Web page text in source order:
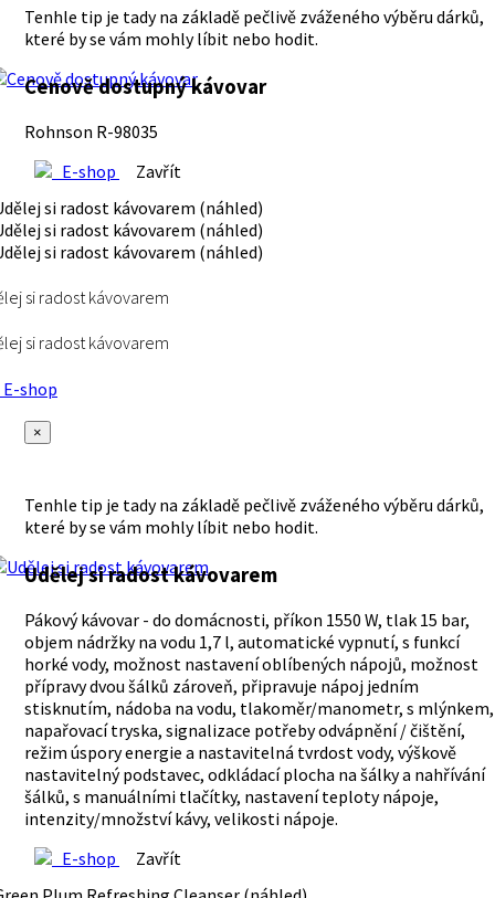
Tenhle tip je tady na základě pečlivě zváženého výběru dárků,
které by se vám mohly líbit nebo hodit.
Cenově dostupný kávovar
Rohnson R-98035
E-shop
Zavřít
si radost kávovarem
si radost kávovarem
shop
×
Tenhle tip je tady na základě pečlivě zváženého výběru dárků,
které by se vám mohly líbit nebo hodit.
Udělej si radost kávovarem
Pákový kávovar - do domácnosti, příkon 1550 W, tlak 15 bar,
objem nádržky na vodu 1,7 l, automatické vypnutí, s funkcí
horké vody, možnost nastavení oblíbených nápojů, možnost
přípravy dvou šálků zároveň, připravuje nápoj jedním
stisknutím, nádoba na vodu, tlakoměr/manometr, s mlýnkem,
napařovací tryska, signalizace potřeby odvápnění / čištění,
režim úspory energie a nastavitelná tvrdost vody, výškově
nastavitelný podstavec, odkládací plocha na šálky a nahřívání
šálků, s manuálními tlačítky, nastavení teploty nápoje,
intenzity/množství kávy, velikosti nápoje.
E-shop
Zavřít